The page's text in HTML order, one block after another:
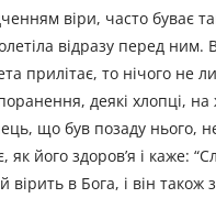
віри, часто буває
відразу перед ним.
прилітає, то нічого не
деякі хлопці,
що був позаду нього,
його здоров’я і каже:
вірить в Бога, і він